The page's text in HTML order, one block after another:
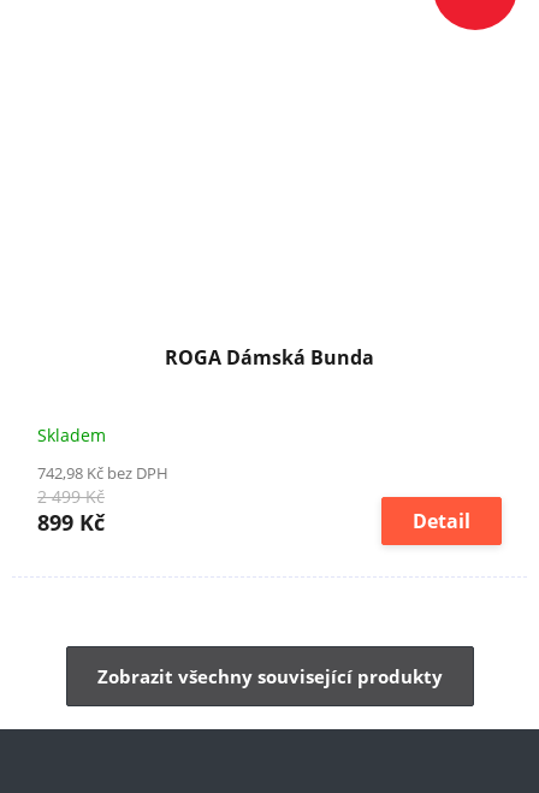
ROGA Dámská Bunda
Skladem
742,98 Kč bez DPH
2 499 Kč
899 Kč Detail
Zobrazit všechny související produkty